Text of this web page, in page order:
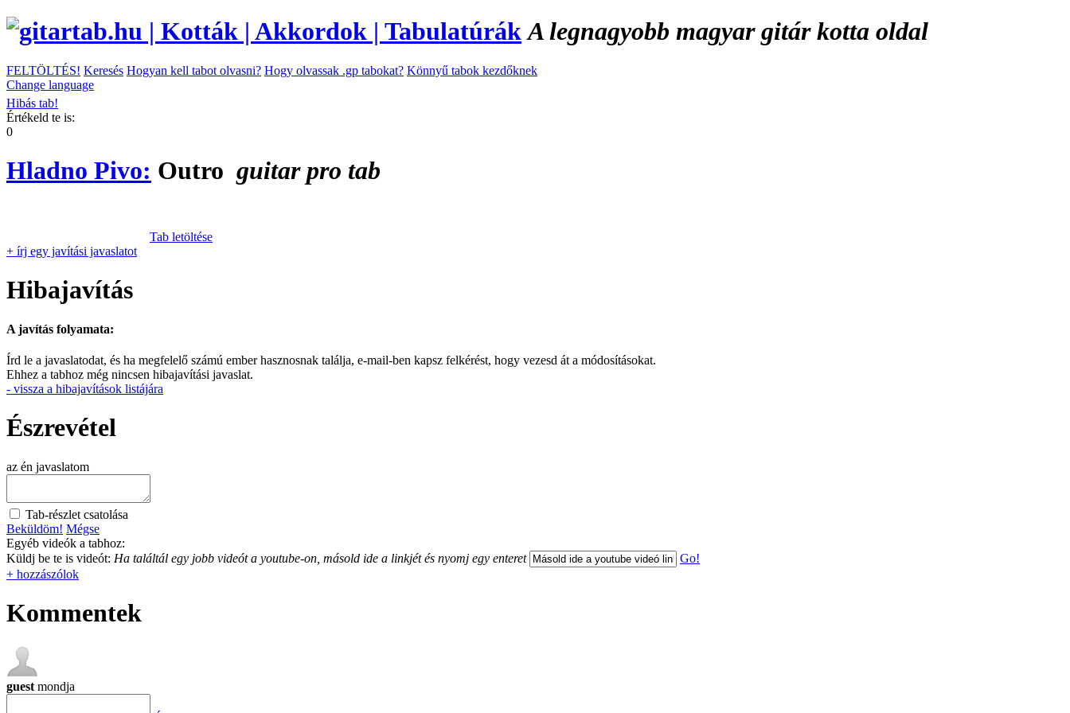
A legnagyobb magyar gitár kotta oldal
FELTÖLTÉS! Keresés Hogyan kell tabot olvasni? Hogy olvassak .gp tabokat? Könnyű tabok kezdőknek
Change language
Hibás tab!
Értékeld te is:
0
Hladno Pivo: Outro guitar pro tab
Tab letöltése
+ írj egy javítási javaslatot
Hibajavítás
A javítás folyamata:
Írd le a javaslatodat, és ha megfelelő számú ember hasznosnak találja, e-mail-ben kapsz felkérést, hogy vezesd át a módosításokat.
Ehhez a tabhoz még nincsen hibajavítási javaslat.
- vissza a hibajavítások listájára
Észrevétel
az én javaslatom
Tab-részlet csatolása
Beküldöm! Mégse
Egyéb videók a tabhoz:
Küldj be te is videót: Ha találtál egy jobb videót a youtube-on, másold ide a linkjét és nyomj egy enteret
Go!
+ hozzászólok
Kommentek
guest mondja